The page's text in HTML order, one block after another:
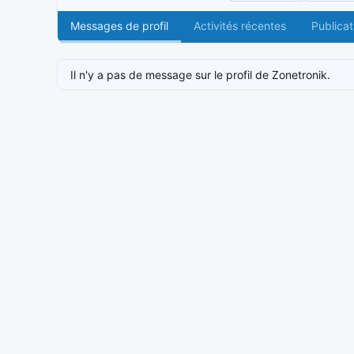
Messages de profil Activités récentes
Il n'y a pas de message sur le profil de Zonetronik.